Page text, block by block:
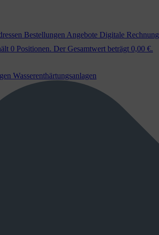
Bestellungen Angebote Digitale Rechnung
0 Positionen. Der Gesamtwert beträgt 0,00 €.
Wasser­enthärtungs­anlagen